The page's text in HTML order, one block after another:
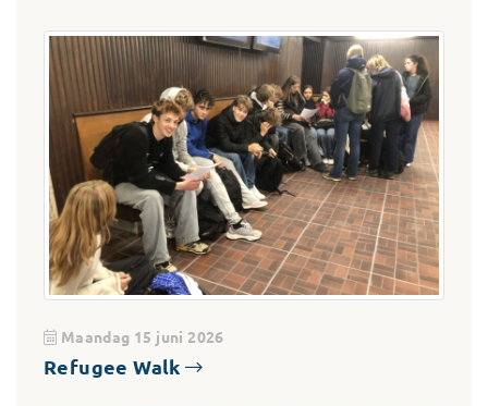
Maandag 15 juni 2026
Refugee Walk